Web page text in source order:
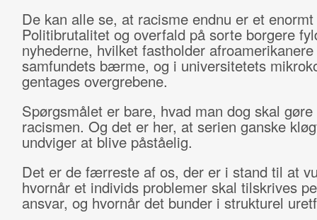
De kan alle se, at racisme endnu er et
Politibrutalitet og overfald på sorte borgere
nyhederne, hvilket fastholder
samfundets bærme, og i universitetets
gentages overgrebene.
Spørgsmålet er bare, hvad man dog skal gøre
racismen. Og det er her, at serien ganske
undviger at blive påståelig.
Det er de færreste af os, der er i stand til at
hvornår et individs problemer skal tilskrives
ansvar, og hvornår det bunder i strukturel